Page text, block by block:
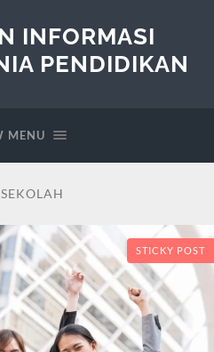
INFORMASI
PENDIDIKAN
MENU
SEKOLAH
STICKY POST